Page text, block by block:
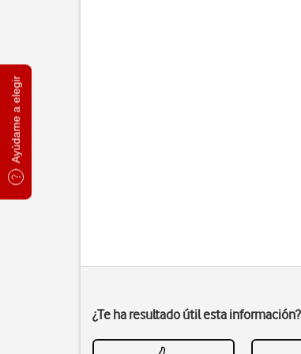
Ayúdame a elegir
¿Te ha resultado útil esta información?